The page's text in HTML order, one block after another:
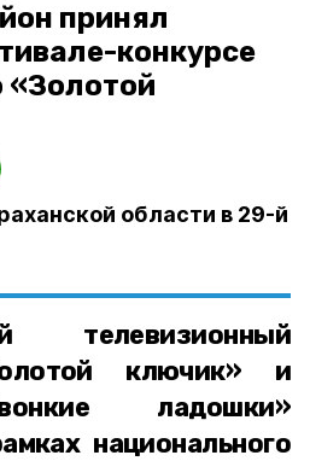
принял
конкурсе
области в 29-й
телевизионный
ключик» и
ладошки»
национального